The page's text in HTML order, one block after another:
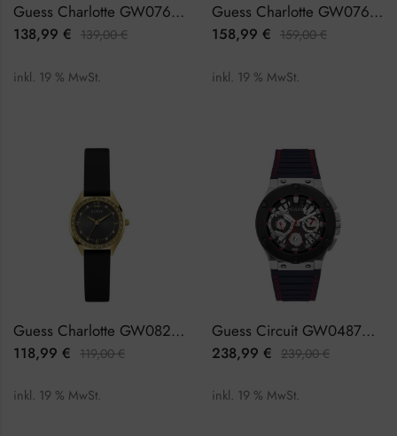
Guess Charlotte GW0767L1 Damenuhr
138,99 € 139,00€
inkl. 19 % MwSt.
Guess Charlotte GW0767L2 Damenuhr
158,99 € 159,00€
inkl. 19 % MwSt.
Guess Charlotte GW0820L1 Damenuhr
118,99 € 119,00€
inkl. 19 % MwSt.
Guess Circuit GW0487G1 Herrenuhr
238,99 € 239,00€
inkl. 19 % MwSt.